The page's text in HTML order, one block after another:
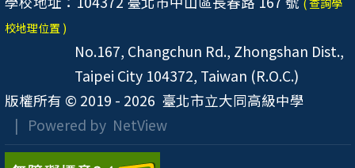
( 查詢學
校地理位置 )
No.167, Changchun Rd., Zhongshan Dist.,
Taipei City 104372, Taiwan (R.O.C.)
版權所有 © 2019 - 2026 臺北市立大同高級中學
| Powered by NetView